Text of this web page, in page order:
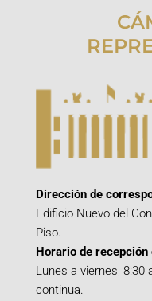
Dirección de
Edificio Nuevo del
Piso.
Horario de
Lunes a viernes, 8:30
continua.